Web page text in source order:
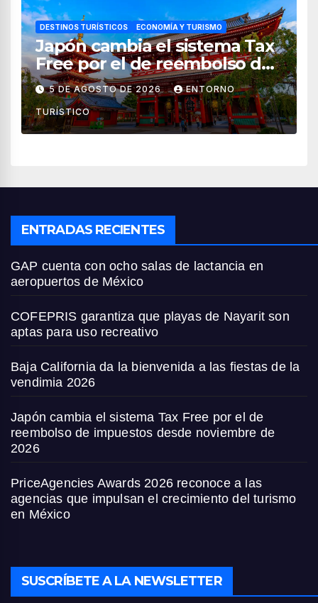
DESTINOS TURÍSTICOS ECONOMÍA Y TURISMO
Japón cambia el sistema Tax
Free por el de reembolso de
impuestos desde noviembre
de 2026
5 DE AGOSTO DE 2026 ENTORNO
TURÍSTICO
ENTRADAS RECIENTES
GAP cuenta con ocho salas de lactancia en
aeropuertos de México
COFEPRIS garantiza que playas de Nayarit son
aptas para uso recreativo
Baja California da la bienvenida a las fiestas de la
vendimia 2026
Japón cambia el sistema Tax Free por el de
reembolso de impuestos desde noviembre de
2026
PriceAgencies Awards 2026 reconoce a las
agencias que impulsan el crecimiento del turismo
en México
SUSCRÍBETE A LA NEWSLETTER